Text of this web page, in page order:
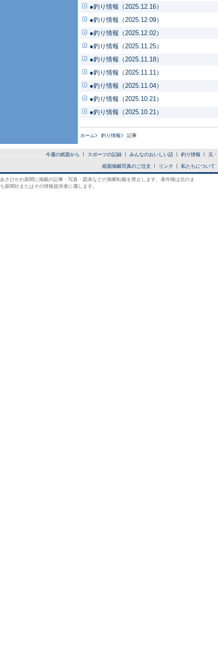
●釣り情報（2025.12.16）
●釣り情報（2025.12.09）
●釣り情報（2025.12.02）
●釣り情報（2025.11.25）
●釣り情報（2025.11.18）
●釣り情報（2025.11.11）
●釣り情報（2025.11.04）
●釣り情報（2025.10.21）
●釣り情報（2025.10.21）
ホーム 釣り情報 記事
今週の紙面から スポーツの記録 みんなのおいしい話 釣り情報 元
紙面掲載写真のご注文 リンク 私たちについて
あさひかわ新聞に掲載の記事・写真・図表などの無断転載を禁止します。著作権は北のま
ち新聞社またはその情報提供者に属します。